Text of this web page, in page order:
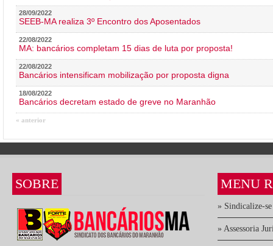
28/09/2022
SEEB-MA realiza 3º Encontro dos Aposentados
22/08/2022
MA: bancários completam 15 dias de luta por proposta!
22/08/2022
Bancários intensificam mobilização por proposta digna
18/08/2022
Bancários decretam estado de greve no Maranhão
« anterior
SOBRE MENU
» Sindicalize-se
» Assessoria